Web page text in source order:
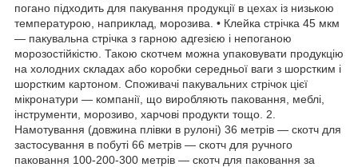
погано підходить для пакування продукції в цехах із низькою
температурою, наприклад, морозива. • Клейка стрічка 45 мкм
— пакувальна стрічка з гарною адгезією і непоганою
морозостійкістю. Такою скотчем можна упаковувати продукцію
на холодних складах або коробки середньої ваги з шорстким і
шорстким картоном. Споживачі пакувальних стрічок цієї
мікронатури — компанії, що виробляють паковання, меблі,
інструменти, морозиво, харчові продукти тощо. 2.
Намотування (довжина плівки в рулоні) 36 метрів — скотч для
застосування в побуті 66 метрів — скотч для ручного
паковання 100-200-300 метрів — скотч для паковання за